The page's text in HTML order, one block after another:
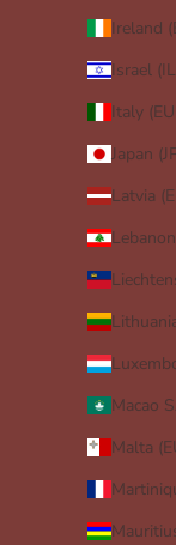
Ireland
Israel
Italy
Japan
Latvia
Macao
Malta